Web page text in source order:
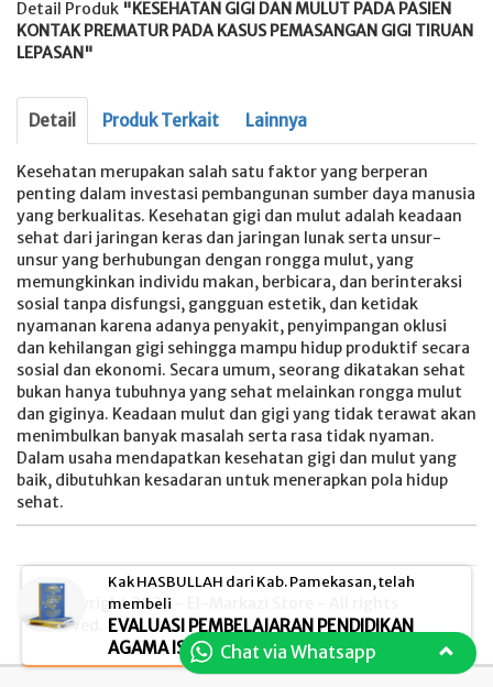
Detail Produk "KESEHATAN GIGI DAN MULUT PADA PASIEN
KONTAK PREMATUR PADA KASUS PEMASANGAN GIGI TIRUAN
LEPASAN"
Detail Produk Terkait Lainnya
Kesehatan merupakan salah satu faktor yang berperan
penting dalam investasi pembangunan sumber daya manusia
yang berkualitas. Kesehatan gigi dan mulut adalah keadaan
sehat dari jaringan keras dan jaringan lunak serta unsur-
unsur yang berhubungan dengan rongga mulut, yang
memungkinkan individu makan, berbicara, dan berinteraksi
sosial tanpa disfungsi, gangguan estetik, dan ketidak
nyamanan karena adanya penyakit, penyimpangan oklusi
dan kehilangan gigi sehingga mampu hidup produktif secara
sosial dan ekonomi. Secara umum, seorang dikatakan sehat
bukan hanya tubuhnya yang sehat melainkan rongga mulut
dan giginya. Keadaan mulut dan gigi yang tidak terawat akan
menimbulkan banyak masalah serta rasa tidak nyaman.
Dalam usaha mendapatkan kesehatan gigi dan mulut yang
baik, dibutuhkan kesadaran untuk menerapkan pola hidup
sehat.
© Copyright 2026 - El-Markazi Store - All rights
reserved.
Chat via Whatsapp
Kak HASBULLAH dari Kab. Pamekasan, telah
membeli
EVALUASI PEMBELAJARAN PENDIDIKAN
AGAMA ISLAM (PAI)